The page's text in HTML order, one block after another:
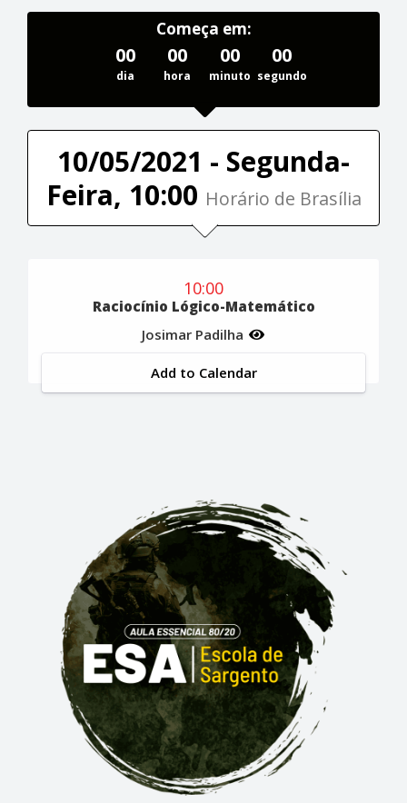
Começa em:
00
dia
00
hora
00
minuto
00
segundo
10/05/2021 - Segunda-
Feira, 10:00 Horário de Brasília
10:00
Raciocínio Lógico-Matemático
Josimar Padilha
Add to Calendar